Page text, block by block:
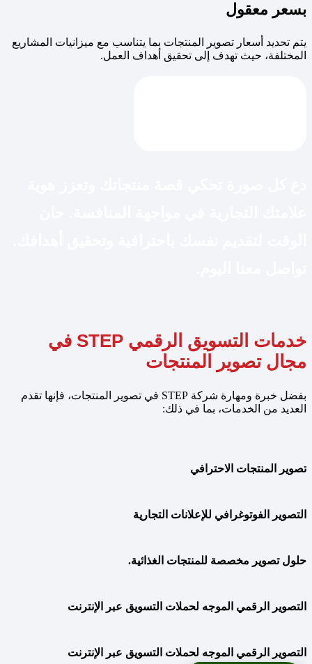
بسعر معقول
يتم تحديد أسعار تصوير المنتجات بما يتناسب مع ميزانيات المشاريع
المختلفة، حيث تهدف إلى تحقيق أهداف العمل.
خدمات التسويق الرقمي STEP في
مجال تصوير المنتجات
بفضل خبرة ومهارة شركة STEP في تصوير المنتجات، فإنها تقدم
العديد من الخدمات، بما في ذلك:
تصوير المنتجات الاحترافي
التصوير الفوتوغرافي للإعلانات التجارية
حلول تصوير مخصصة للمنتجات الغذائية.
التصوير الرقمي الموجه لحملات التسويق عبر الإنترنت
التصوير الرقمي الموجه لحملات التسويق عبر الإنترنت